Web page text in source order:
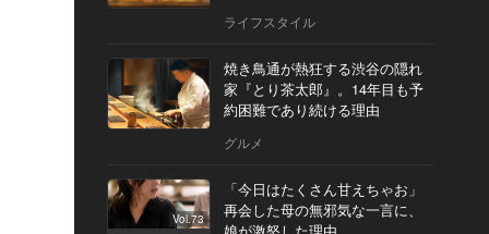
ライフスタイル
焼き鳥通が熱狂する渋谷の隠れ
家『とり茶太郎』。14年目も予
約困難であり続ける理由
グルメ
Vol.73
「今日はたくさん甘えちゃお」
再会した母の無邪気な一言に、